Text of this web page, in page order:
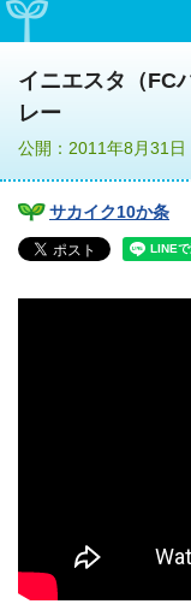
イニエスタ（FC
レー
公開：2011年8月31
サカイク10か条